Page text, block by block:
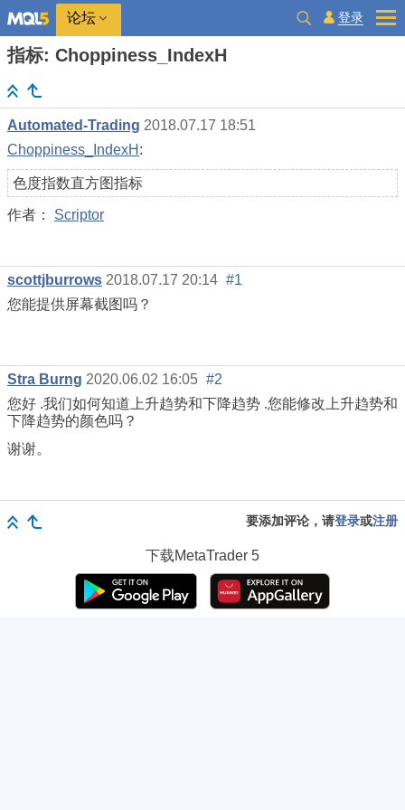
论坛 登录
指标: Choppiness_IndexH
Automated-Trading 2018.07.17 18:51
Choppiness_IndexH :
色度指数直方图指标
作者： Scriptor
scottjburrows 2018.07.17 20:14 #1
您能提供屏幕截图吗？
Stra Burng 2020.06.02 16:05 #2
您好 .我们如何知道上升趋势和下降趋势 .您能修改上升趋势和
下降趋势的颜色吗？
谢谢。
要添加评论，请登录或注册
下载MetaTrader 5